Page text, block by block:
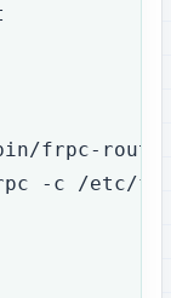
frpc-route-
-c /etc/